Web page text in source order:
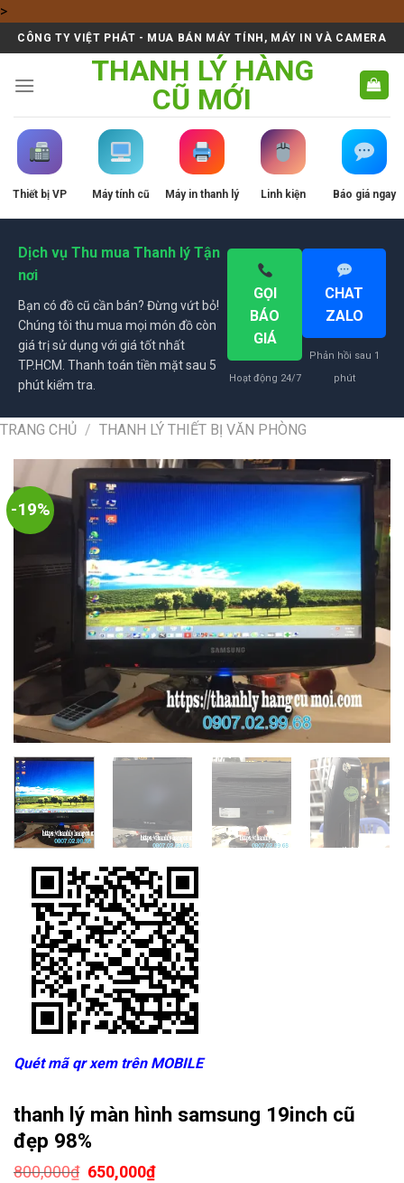
>Skip
to
content
CÔNG TY VIỆT PHÁT - MUA BÁN MÁY TÍNH, MÁY IN VÀ CAMERA
THANH LÝ HÀNG
CŨ MỚI
Thiết bị VP Máy tính cũ Máy in thanh lý Linh kiện Báo giá ngay
Dịch vụ Thu mua Thanh lý Tận
nơi
Bạn có đồ cũ cần bán? Đừng vứt bỏ!
Chúng tôi thu mua mọi món đồ còn
giá trị sử dụng với giá tốt nhất
TP.HCM. Thanh toán tiền mặt sau 5
phút kiểm tra.
GỌI
BÁO
GIÁ
Hoạt động 24/7
CHAT
ZALO
Phản hồi sau 1
phút
TRANG CHỦ / THANH LÝ THIẾT BỊ VĂN PHÒNG
-19%
Quét mã qr xem trên MOBILE
thanh lý màn hình samsung 19inch cũ
đẹp 98%
800,000₫ Giá
650,000₫Giá